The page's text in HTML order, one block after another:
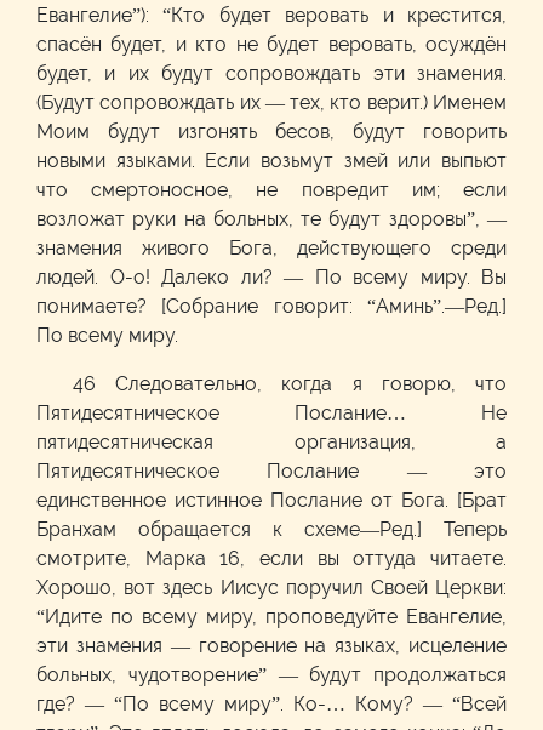
Евангелие”): “Кто будет веровать и крестится,
спасён будет, и кто не будет веровать, осуждён
будет, и их будут сопровождать эти знамения.
(Будут сопровождать их — тех, кто верит.) Именем
Моим будут изгонять бесов, будут говорить
новыми языками. Если возьмут змей или выпьют
что смертоносное, не повредит им; если
возложат руки на больных, те будут здоровы”, —
знамения живого Бога, действующего среди
людей. О-о! Далеко ли? — По всему миру. Вы
понимаете? [Собрание говорит: “Аминь”.—Ред.]
По всему миру.
46 Следовательно, когда я говорю, что
Пятидесятническое Послание… Не
пятидесятническая организация, а
Пятидесятническое Послание — это
единственное истинное Послание от Бога. [Брат
Бранхам обращается к схеме—Ред.] Теперь
смотрите, Марка 16, если вы оттуда читаете.
Хорошо, вот здесь Иисус поручил Своей Церкви:
“Идите по всему миру, проповедуйте Евангелие,
эти знамения — говорение на языках, исцеление
больных, чудотворение” — будут продолжаться
где? — “По всему миру”. Ко-… Кому? — “Всей